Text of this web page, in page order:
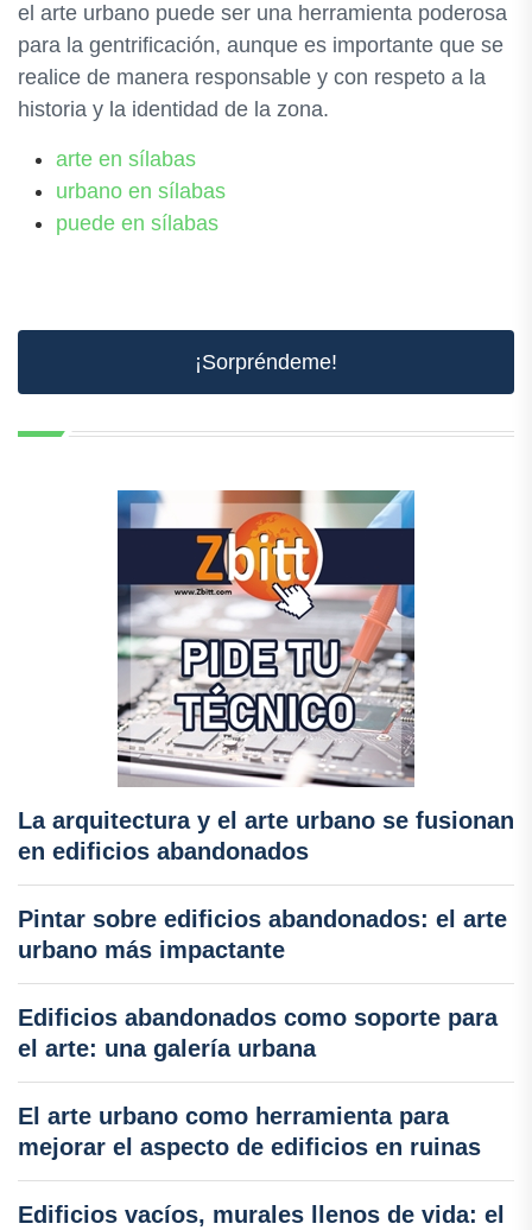
el arte urbano puede ser una herramienta poderosa
para la gentrificación, aunque es importante que se
realice de manera responsable y con respeto a la
historia y la identidad de la zona.
arte en sílabas
urbano en sílabas
puede en sílabas
¡Sorpréndeme!
La arquitectura y el arte urbano se fusionan
en edificios abandonados
Pintar sobre edificios abandonados: el arte
urbano más impactante
Edificios abandonados como soporte para
el arte: una galería urbana
El arte urbano como herramienta para
mejorar el aspecto de edificios en ruinas
Edificios vacíos, murales llenos de vida: el